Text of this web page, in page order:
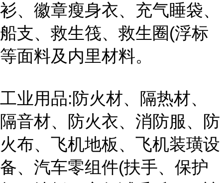
衫、徽章瘦身衣、充气睡袋、
船支、救生筏、救生圈(浮标
等面料及内里材料。
工业用品:防火材、隔热材、
隔音材、防火衣、消防服、防
火布、飞机地板、飞机装璜设
备、汽车零组件(扶手、保护